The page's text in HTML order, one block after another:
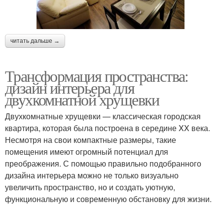
читать дальше →
Трансформация пространства:
дизайн интерьера для
двухкомнатной хрущевки
Двухкомнатные хрущевки — классическая городская
квартира, которая была построена в середине XX века.
Несмотря на свои компактные размеры, такие
помещения имеют огромный потенциал для
преображения. С помощью правильно подобранного
дизайна интерьера можно не только визуально
увеличить пространство, но и создать уютную,
функциональную и современную обстановку для жизни.